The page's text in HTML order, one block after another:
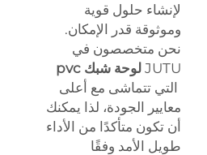
لإنشاء حلول قوية
وموثوقة قدر الإمكان.
نحن متخصصون في
JUTU لوحة شبك pvc
التي تتماشى مع أعلى
معايير الجودة، لذا يمكنك
أن تكون متأكدًا من الأداء
طويل الأمد وفقًا